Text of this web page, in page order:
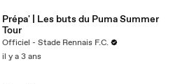
Prépa' | Les buts du Puma Summer
Tour
Officiel - Stade Rennais F.C.
il y a 3 ans